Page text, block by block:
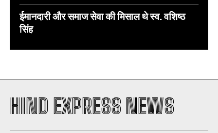
ईमानदारी और समाज सेवा की मिसाल थे स्व. वशिष्ठ
सिंह
HIND EXPRESS NEWS